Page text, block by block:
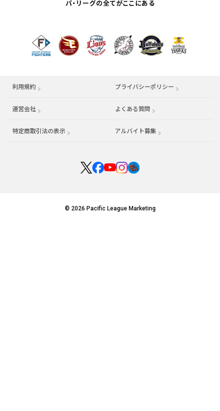
利用規約 プライバシーポリシー
運営会社 （別ウィンドウで開く） よくある質問
特定商取引法の表示 アルバイト募集 （別ウィンドウで開く
© 2026 Pacific League Marketing